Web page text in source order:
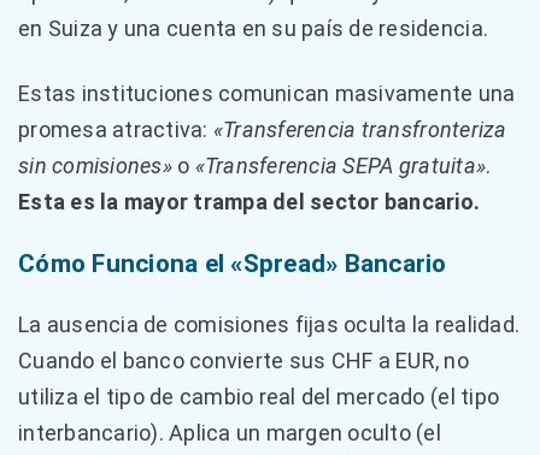
en Suiza y una cuenta en su país de residencia.
Estas instituciones comunican masivamente una
promesa atractiva: «Transferencia transfronteriza
sin comisiones»o «Transferencia SEPA gratuita».
Esta es la mayor trampa del sector bancario.
Cómo Funciona el «Spread» Bancario
La ausencia de comisiones fijas oculta la realidad.
Cuando el banco convierte sus CHF a EUR, no
utiliza el tipo de cambio real del mercado (el tipo
interbancario). Aplica un margen oculto (el